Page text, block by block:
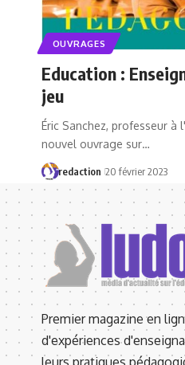
OUVRAGES
Education :
jeu
Éric Sanchez, professeur à
nouvel ouvrage sur…
redaction 20 février 2023
Premier magazine en
d'expériences
leurs pratiques